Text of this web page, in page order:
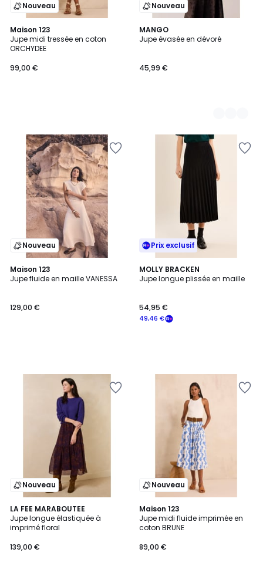
Nouveau
Maison 123
Jupe midi tressée en coton
ORCHYDEE
99,00 €
Nouveau
MANGO
Jupe évasée en dévoré
45,99 €
2
Couleurs
Nouveau
Maison 123
Jupe fluide en maille VANESSA
129,00 €
Prix exclusif
MOLLY BRACKEN
Jupe longue plissée en maille
49,46 €
54,95 €
Nouveau
LA FEE MARABOUTEE
Jupe longue élastiquée à
imprimé floral
139,00 €
Nouveau
Maison 123
Jupe midi fluide imprimée en
coton BRUNE
89,00 €